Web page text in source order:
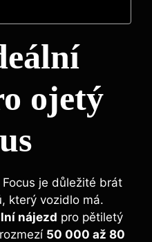
ojetý
je důležité brát
který vozidlo má.
nájezd pro pětiletý
50 000 až 80